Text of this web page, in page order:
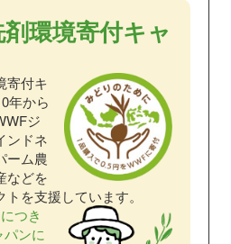
環境寄付キャ
寄付キ
年から
ジ
ンドネ
ーム農
などを
を支援しています。
つき
ンに